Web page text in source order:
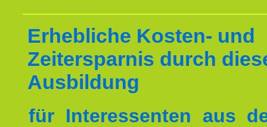
Erhebliche Kosten- und
Zeitersparnis durch
Ausbildung
für Interessenten aus